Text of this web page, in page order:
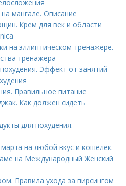
мангале. Описание
Крем для век и области
на эллиптическом тренажере.
тренажера
Эффект от занятий
Правильное питание
Как должен сидеть
для похудения.
на любой вкус и кошелек.
на Международный Женский
Правила ухода за пирсингом